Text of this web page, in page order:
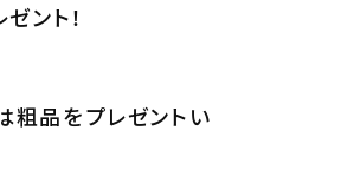
ント！
品をプレゼントい